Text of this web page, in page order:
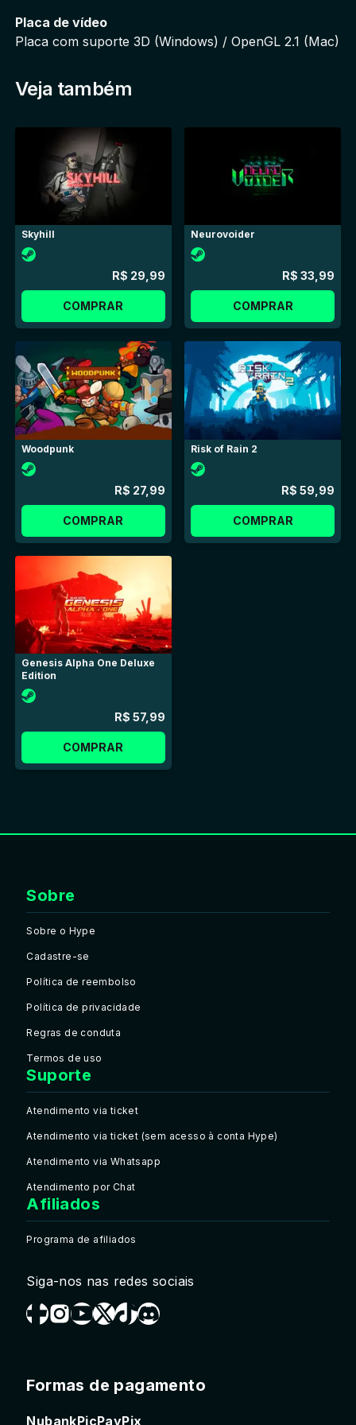
Placa de vídeo
Placa com suporte 3D (Windows) / OpenGL 2.1 (Mac)
Veja também
Skyhill
R$ 29,99
COMPRAR
Neurovoider
R$ 33,99
COMPRAR
Woodpunk
R$ 27,99
COMPRAR
Risk of Rain 2
R$ 59,99
COMPRAR
Genesis Alpha One Deluxe
Edition
R$ 57,99
COMPRAR
Sobre
Sobre o Hype
Cadastre-se
Política de reembolso
Política de privacidade
Regras de conduta
Termos de uso
Suporte
Atendimento via ticket
Atendimento via ticket (sem acesso à conta Hype)
Atendimento via Whatsapp
Atendimento por Chat
Afiliados
Programa de afiliados
Siga-nos nas redes sociais
Formas de pagamento
NubankPicPayPix